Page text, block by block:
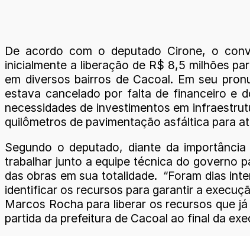
De acordo com o deputado Cirone, o
inicialmente a liberação de R$ 8,5 milhões
em diversos bairros de Cacoal. Em seu
estava cancelado por falta de financeiro e
necessidades de investimentos em
quilômetros de pavimentação asfáltica para
Segundo o deputado, diante da
trabalhar junto a equipe técnica do governo
das obras em sua totalidade. “Foram dias
identificar os recursos para garantir a
Marcos Rocha para liberar os recursos que
partida da prefeitura de Cacoal ao final da